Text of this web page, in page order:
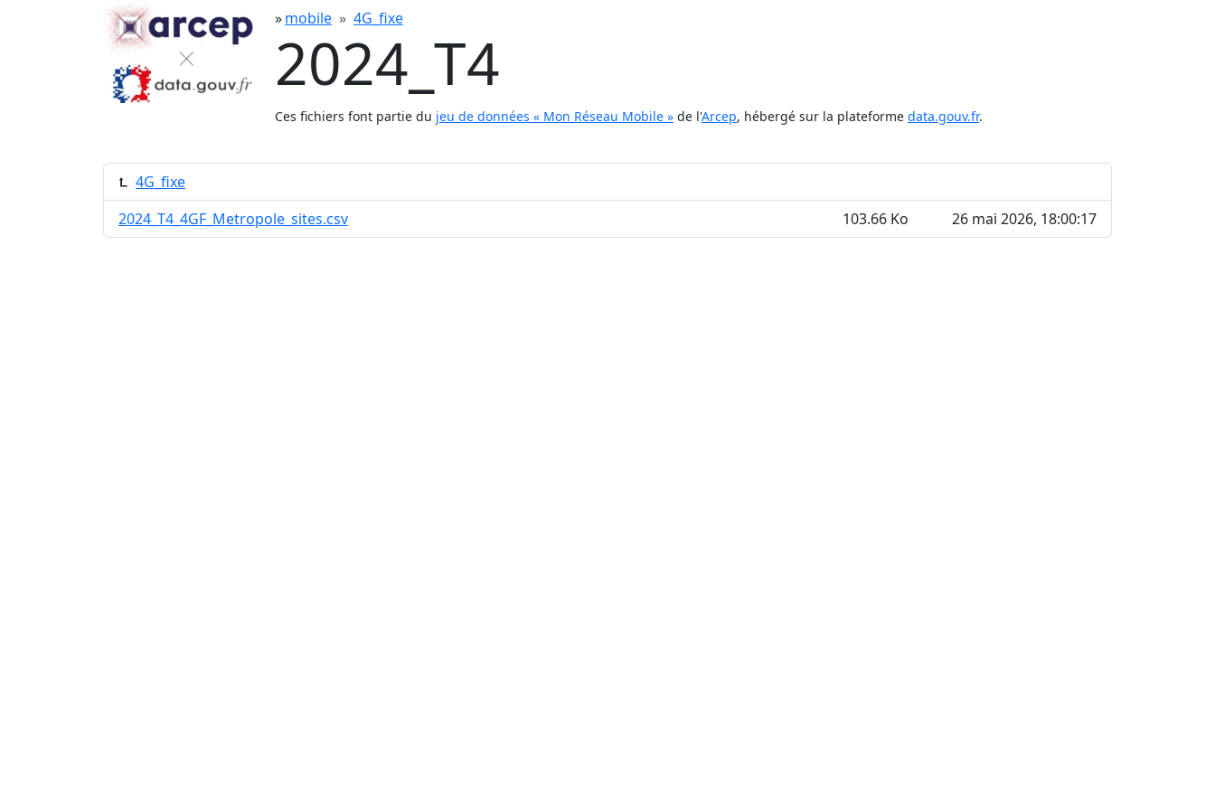
mobile 4G_fixe
2024_T4
Ces fichiers font partie du jeu de données « Mon Réseau Mobile » de l'Arcep, hébergé sur la plateforme data.gouv.fr.
4G_fixe
2024_T4_4GF_Metropole_sites.csv
103.66 Ko 26 mai 2026, 18:00:17